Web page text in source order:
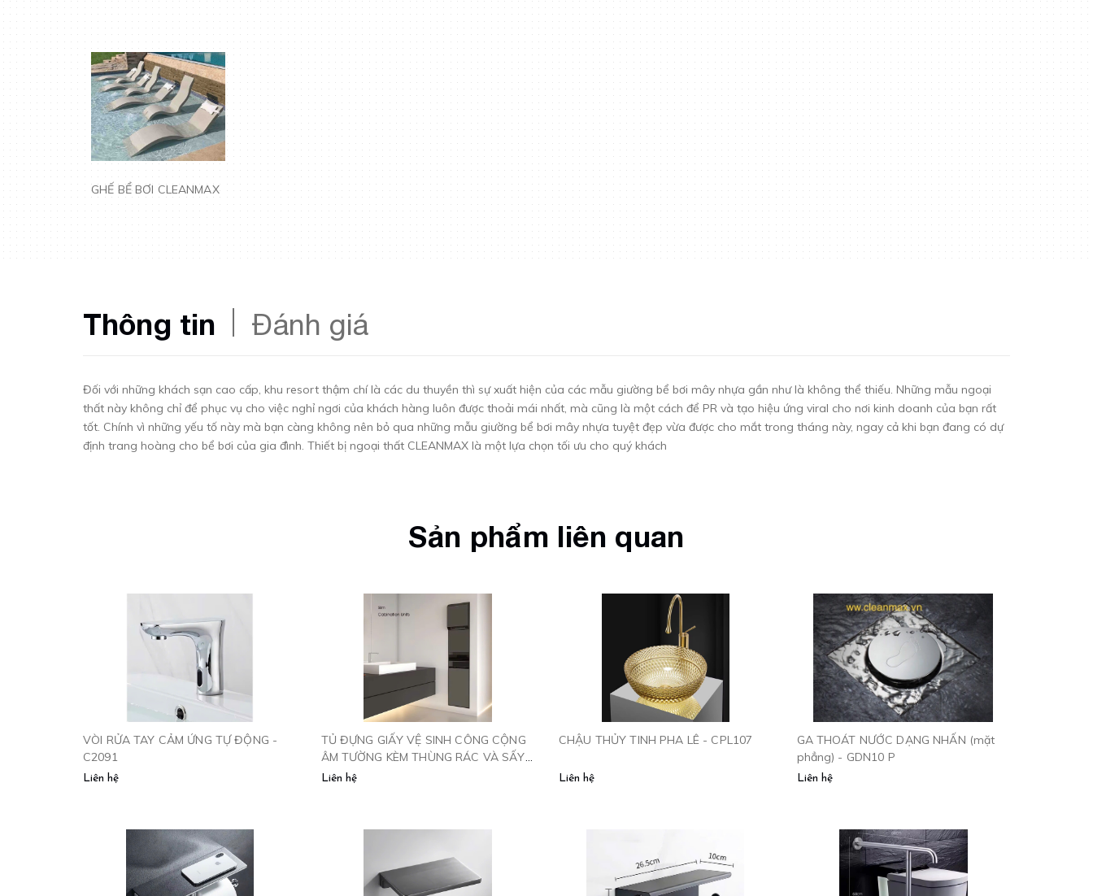
GHẾ BỂ BƠI CLEANMAX
Thông tin Đánh giá
Đối với những khách sạn cao cấp, khu resort thậm chí là các du thuyền thì sự xuất hiện của các mẫu giường bể bơi mây nhựa gần như là không thể thiếu. Những mẫu ngoại
thất này không chỉ để phục vụ cho việc nghỉ ngơi của khách hàng luôn được thoải mái nhất, mà cũng là một cách để PR và tạo hiệu ứng viral cho nơi kinh doanh của bạn rất
tốt. Chính vì những yếu tố này mà bạn càng không nên bỏ qua những mẫu giường bể bơi mây nhựa tuyệt đẹp vừa được cho mắt trong tháng này, ngay cả khi bạn đang có dự
định trang hoàng cho bể bơi của gia đình. Thiết bị ngoại thất CLEANMAX là một lựa chọn tối ưu cho quý khách
Sản phẩm liên quan
VÒI RỬA TAY CẢM ỨNG TỰ ĐỘNG -
C2091
Liên hệ
TỦ ĐỰNG GIẤY VỆ SINH CÔNG CỘNG
ÂM TƯỜNG KÈM THÙNG RÁC VÀ SẤY
TAY 34556
Liên hệ
CHẬU THỦY TINH PHA LÊ - CPL107
Liên hệ
GA THOÁT NƯỚC DẠNG NHẤN (mặt
phẳng) - GDN10 P
Liên hệ